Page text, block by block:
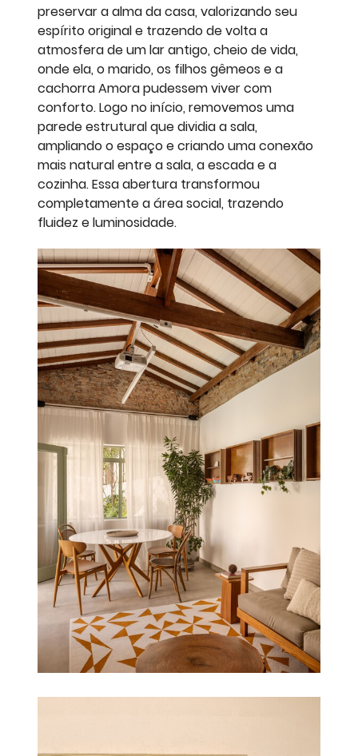
preservar a alma da casa, valorizando seu
espírito original e trazendo de volta a
atmosfera de um lar antigo, cheio de vida,
onde ela, o marido, os filhos gêmeos e a
cachorra Amora pudessem viver com
conforto. Logo no início, removemos uma
parede estrutural que dividia a sala,
ampliando o espaço e criando uma conexão
mais natural entre a sala, a escada e a
cozinha. Essa abertura transformou
completamente a área social, trazendo
fluidez e luminosidade.